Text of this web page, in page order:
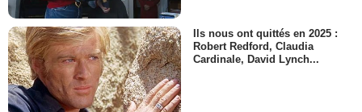
Ils nous ont quittés en 2025 :
Robert Redford, Claudia
Cardinale, David Lynch...